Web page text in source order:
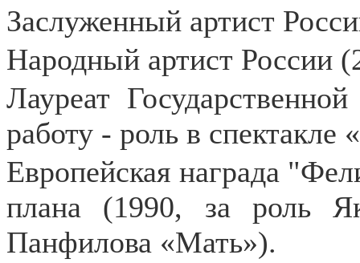
Заслуженный артист
Народный артист России
Лауреат
работу - роль в спектакле
Европейская награда
плана (1990, за роль
Панфилова «Мать»).